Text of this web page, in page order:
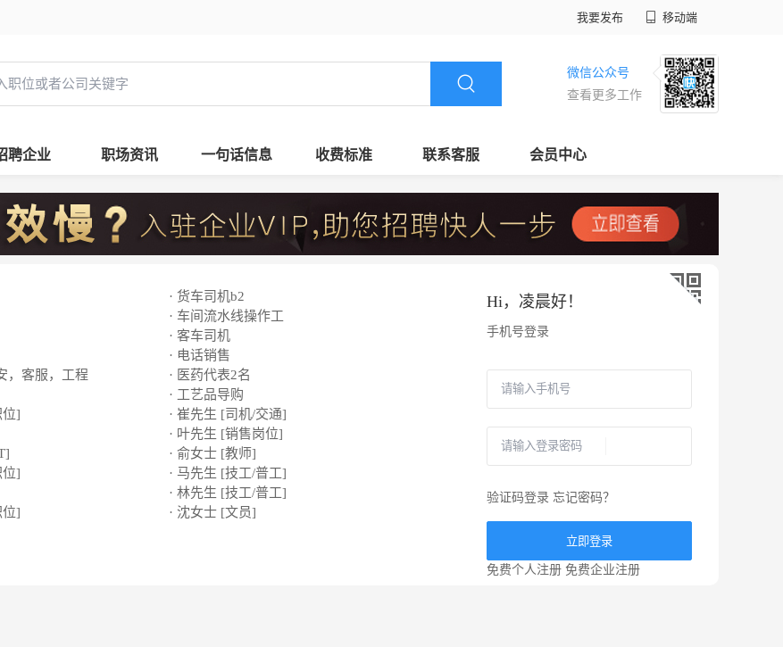
我要发布 移动端
微信公众号
查看更多工作
聘企业 职场资讯 一句话信息 收费标准 联系客服 会员中心
· 货车司机b2
· 车间流水线操作工
· 客车司机
· 电话销售
，客服，工程
· 医药代表2名
· 工艺品导购
位]
· 崔先生 [司机/交通]
· 叶先生 [销售岗位]
· 俞女士 [教师]
位]
· 马先生 [技工/普工]
· 林先生 [技工/普工]
位]
· 沈女士 [文员]
Hi， 凌晨好！
手机号登录
验证码登录 忘记密码？
立即登录
免费个人注册 免费企业注册